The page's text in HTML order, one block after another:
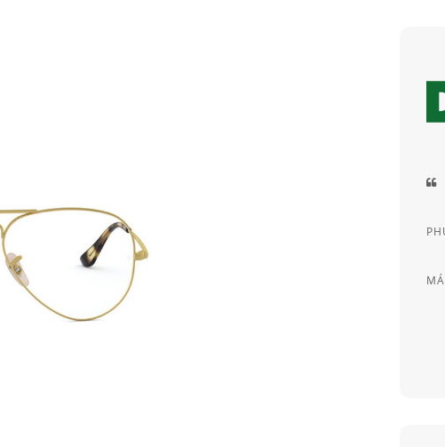
ĐỐI TÁC CHÍNH THỨC CỦA RAY-
BAN TẠI VIỆT NAM
BẢO HÀNH VỚI NHỮNG LINH
PHỤ KIỆN ĐÚNG GỐC, TỪ NHÀ